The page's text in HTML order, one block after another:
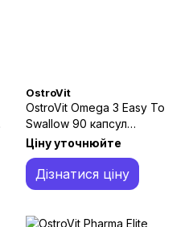
OstroVit
OstroVit Omega 3 Easy To
Swallow 90 капсул
(Островіт Омега 3)
Ціну уточнюйте
Дізнатися ціну